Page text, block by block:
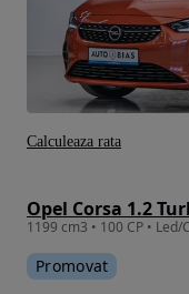
Promovat
Calculeaza rata